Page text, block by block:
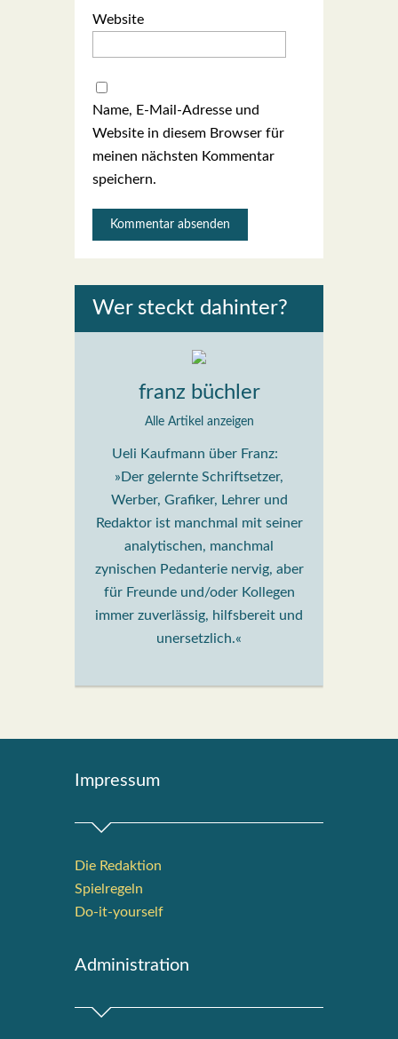
Website
Name, E-Mail-Adresse und
Website in diesem Browser für
meinen nächsten Kommentar
speichern.
Wer steckt dahin­ter?
franz büchler
Alle Artikel anzeigen
Ueli Kaufmann über Franz:
»Der gelernte Schriftsetzer,
Werber, Grafiker, Lehrer und
Redaktor ist manchmal mit seiner
analytischen, manchmal
zynischen Pedanterie nervig, aber
für Freunde und/oder Kollegen
immer zuverlässig, hilfsbereit und
unersetzlich.«
Impres­sum
Die Redak­ti­on
Spiel­re­geln
Do-it-your­s­elf
Admi­nis­tra­ti­on